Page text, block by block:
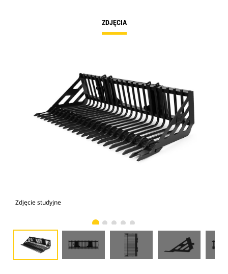
ZDJĘCIA
Zdjęcie studyjne